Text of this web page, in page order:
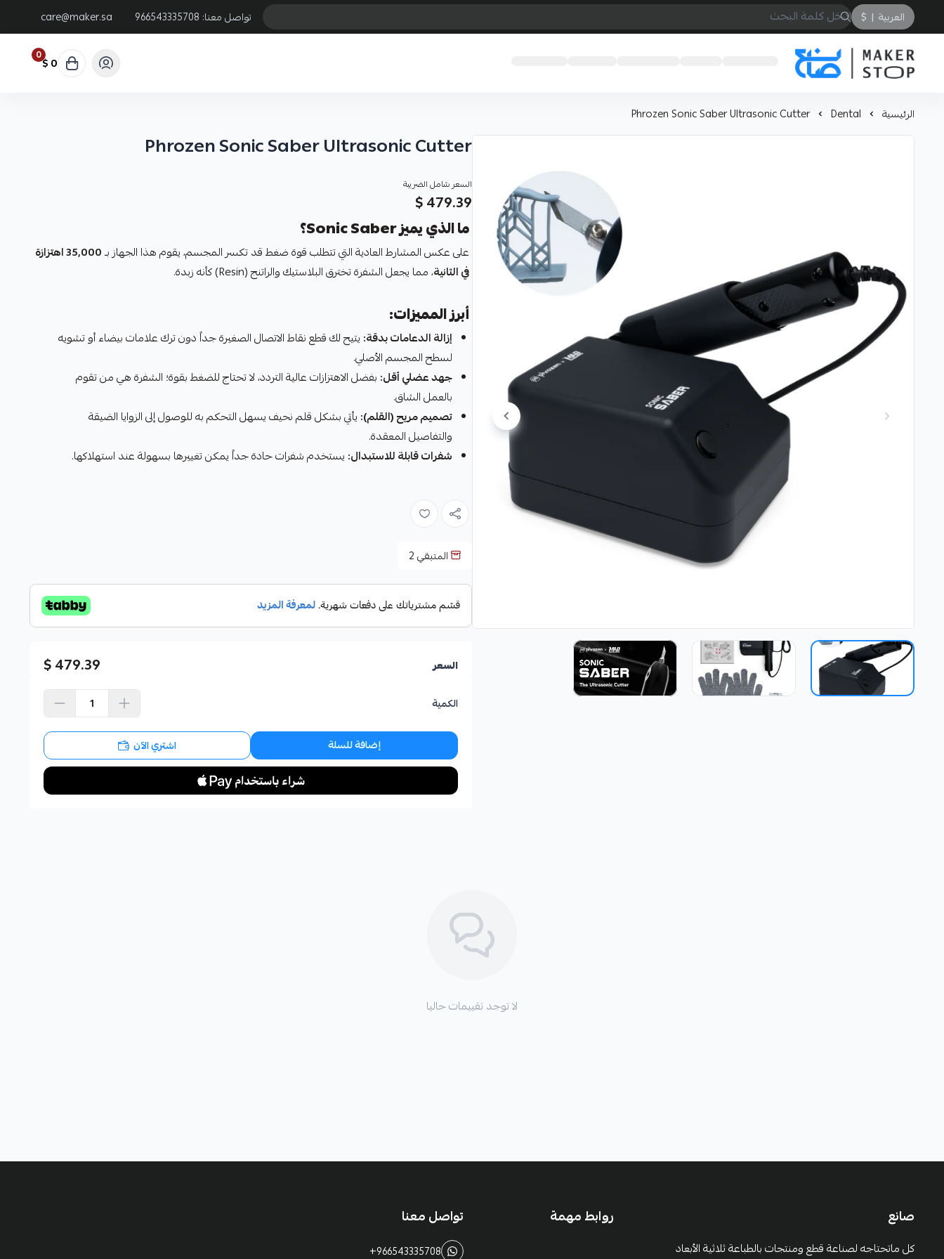
العربية |
$ تواصل معنا: 966543335708
care@maker.sa
صانع
0 0 $
الرئيسية Dental
Phrozen Sonic Saber Ultrasonic Cutter
Phrozen Sonic Saber Ultrasonic Cutter
السعر شامل الضريبة
479.39 $
ما الذي يميز Sonic Saber؟
على عكس المشارط العادية التي تتطلب قوة ضغط قد تكسر المجسم، يقوم هذا الجهاز بـ
35,000 اهتزازة
في الثانية، مما يجعل الشفرة تخترق البلاستيك والراتنج (Resin) كأنه زبدة.
أبرز المميزات:
إزالة الدعامات بدقة: يتيح لك قطع نقاط الاتصال الصغيرة جداً دون ترك علامات بيضاء أو تشويه
لسطح المجسم الأصلي.
جهد عضلي أقل: بفضل الاهتزازات عالية التردد، لا تحتاج للضغط بقوة؛ الشفرة هي من تقوم
بالعمل الشاق.
تصميم مريح (القلم): يأتي بشكل قلم نحيف يسهل التحكم به للوصول إلى الزوايا الضيقة
والتفاصيل المعقدة.
شفرات قابلة للاستبدال: يستخدم شفرات حادة جداً يمكن تغييرها بسهولة عند استهلاكها.
المتبقي2
السعر 479.39 $
الكمية
إضافة للسلة اشتري الآن
لا توجد تقييمات حاليا
صانع
كل ماتحتاجه لصناعة قطع ومنتجات بالطباعة ثلاثية الأبعاد
روابط مهمة تواصل معنا
+966543335708